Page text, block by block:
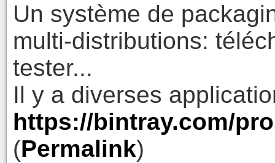
Un système de
multi-distributions:
tester...
Il y a diverses
https://bintray.com/
(Permalink)